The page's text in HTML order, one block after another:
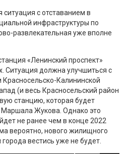
с отставанием в
инфраструктуры по
развлекательная уже вполне
«Ленинский проспект»
Ситуация должна улучшиться с
Калининской
(и весь Красносельский район
станцию, которая будет
Маршала Жукова. Однако это
не ранее чем в конце 2022
вероятно, нового жилищного
вестись уже не будет.